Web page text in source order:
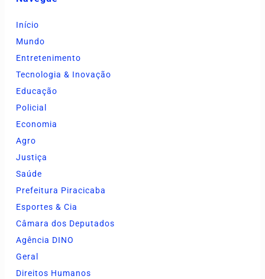
Início
Mundo
Entretenimento
Tecnologia & Inovação
Educação
Policial
Economia
Agro
Justiça
Saúde
Prefeitura Piracicaba
Esportes & Cia
Câmara dos Deputados
Agência DINO
Geral
Direitos Humanos